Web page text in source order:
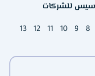
للشركات
8
9
10
11
12
13